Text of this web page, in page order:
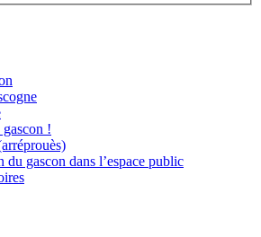
gascon !
du gascon dans l’espace public